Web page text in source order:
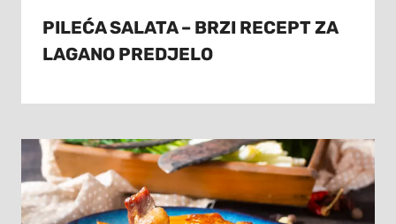
PILEĆA SALATA – BRZI RECEPT ZA
LAGANO PREDJELO